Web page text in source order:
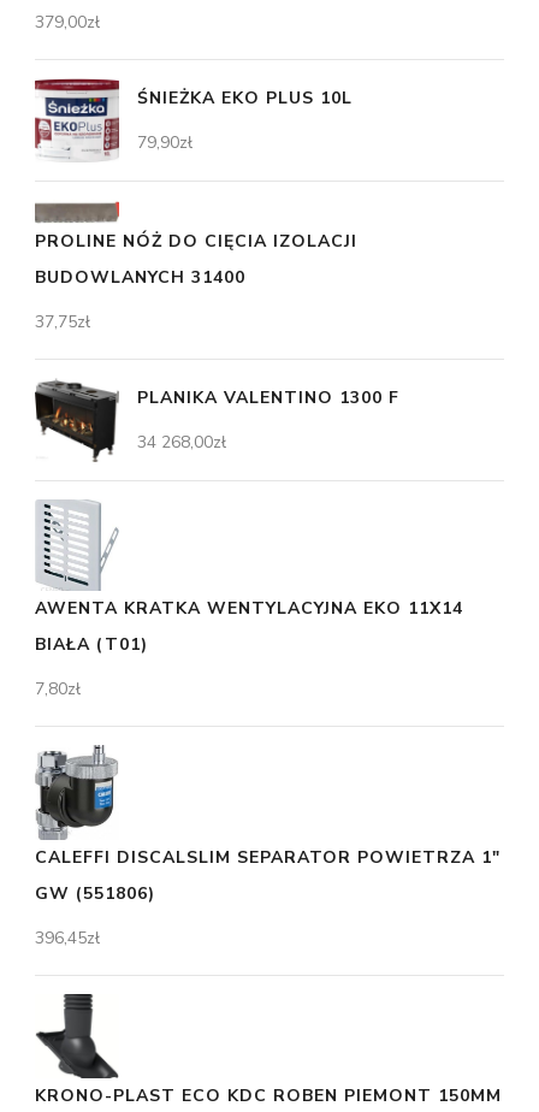
379,00zł
ŚNIEŻKA EKO PLUS 10L
79,90zł
PROLINE NÓŻ DO CIĘCIA IZOLACJI
BUDOWLANYCH 31400
37,75zł
PLANIKA VALENTINO 1300 F
34 268,00zł
AWENTA KRATKA WENTYLACYJNA EKO 11X14
BIAŁA (T01)
7,80zł
CALEFFI DISCALSLIM SEPARATOR POWIETRZA 1"
GW (551806)
396,45zł
KRONO-PLAST ECO KDC ROBEN PIEMONT 150MM